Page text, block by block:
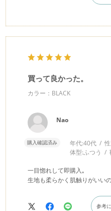
買って良かった。
カラー：BLACK
Nao
購入確認済み 年代:40代
体型:ふつう
一目惚れして即購入｡
生地も柔らかく肌触りがいい
参考